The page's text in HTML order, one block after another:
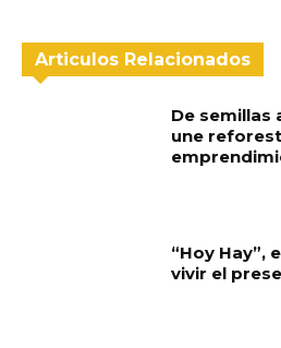
Articulos Relacionados
De semillas
une
“Hoy Hay”,
vivir el